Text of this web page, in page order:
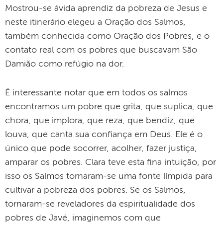
Mostrou-se ávida aprendiz da pobreza de Jesus e
neste itinerário elegeu a Oração dos Salmos,
também conhecida como Oração dos Pobres, e o
contato real com os pobres que buscavam São
Damião como refúgio na dor.
É interessante notar que em todos os salmos
encontramos um pobre que grita, que suplica, que
chora, que implora, que reza, que bendiz, que
louva, que canta sua confiança em Deus. Ele é o
único que pode socorrer, acolher, fazer justiça,
amparar os pobres. Clara teve esta fina intuição, por
isso os Salmos tornaram-se uma fonte límpida para
cultivar a pobreza dos pobres. Se os Salmos,
tornaram-se reveladores da espiritualidade dos
pobres de Javé, imaginemos com que